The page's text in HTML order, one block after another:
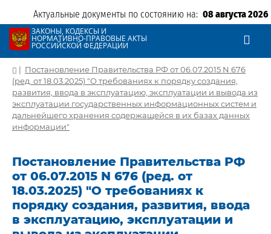
Актуальные документы по состоянию на: 08 августа 2026
ЗАКОНЫ, КОДЕКСЫ И
НОРМАТИВНО-ПРАВОВЫЕ АКТЫ
РОССИЙСКОЙ ФЕДЕРАЦИИ
| Постановление Правительства РФ от 06.07.2015 N 676
(ред. от 18.03.2025) "О требованиях к порядку создания,
развития, ввода в эксплуатацию, эксплуатации и вывода из
эксплуатации государственных информационных систем и
дальнейшего хранения содержащейся в их базах данных
информации"
Постановление Правительства РФ
от 06.07.2015 N 676 (ред. от
18.03.2025) "О требованиях к
порядку создания, развития, ввода
в эксплуатацию, эксплуатации и